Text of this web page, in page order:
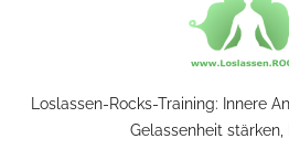
Loslassen-
Loslassen-Rocks-Training: Innere
Gelassenheit